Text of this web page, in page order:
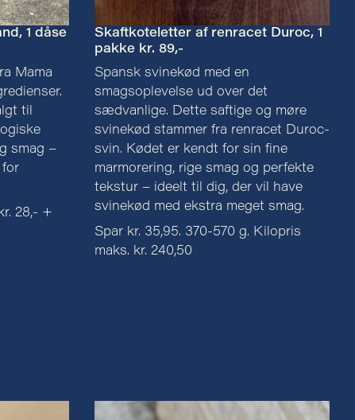
1 dåse
Mama
til
smag –
for
28,- +
Skaftkoteletter af renracet Duroc, 1
pakke kr. 89,-
Spansk svinekød med en
smagsoplevelse ud over det
sædvanlige. Dette saftige og møre
svinekød stammer fra renracet Duroc-
svin. Kødet er kendt for sin fine
marmorering, rige smag og perfekte
tekstur – ideelt til dig, der vil have
svinekød med ekstra meget smag.
Spar kr. 35,95. 370-570 g. Kilopris
maks. kr. 240,50